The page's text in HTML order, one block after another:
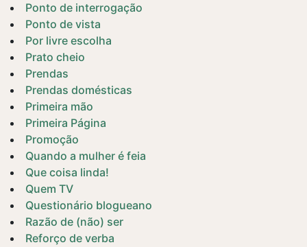
Ponto de interrogação
Ponto de vista
Por livre escolha
Prato cheio
Prendas
Prendas domésticas
Primeira mão
Primeira Página
Promoção
Quando a mulher é feia
Que coisa linda!
Quem TV
Questionário blogueano
Razão de (não) ser
Reforço de verba